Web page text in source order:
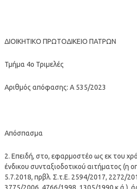
ΔΙΟΙΚΗΤΙΚΟ ΠΡΩΤΟΔΙΚΕΙΟ ΠΑΤΡΩΝ
Τμήμα 4ο Τριμελές
Αριθμός απόφασης: Α 535/2023
Απόσπασμα
2. Επειδή, στο, εφαρμοστέο ως εκ του
ένδικου συνταξιοδοτικού αιτήματος (η
5.7.2018, πρβλ. Σ.τ.Ε. 2594/2017, 2272/
3775/2006, 4766/1998, 1305/1990 κ.ά.),